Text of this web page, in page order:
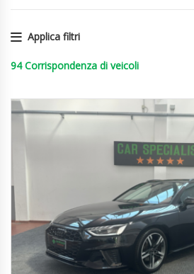
Applica filtri
94 Corrispondenza di veicoli